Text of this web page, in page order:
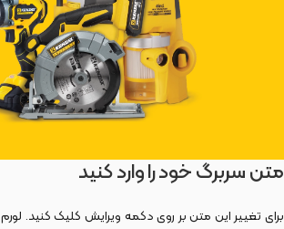
متن سربرگ خود را وارد کنید
برای تغییر این متن بر روی دکمه ویرایش کلیک کنید.